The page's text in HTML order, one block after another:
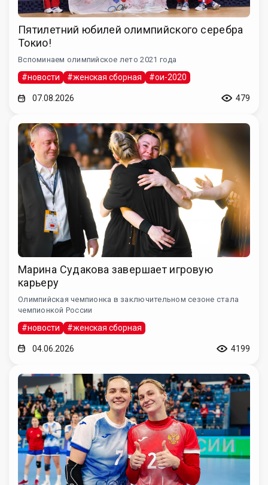
Пятилетний юбилей олимпийского серебра
Токио!
Вспоминаем олимпийское лето 2021 года
#новости #женская сборная #ои-2020
07.08.2026 479
Марина Судакова завершает игровую
карьеру
Олимпийская чемпионка в заключительном сезоне стала
чемпионкой России
#новости #женская сборная
04.06.2026 4199